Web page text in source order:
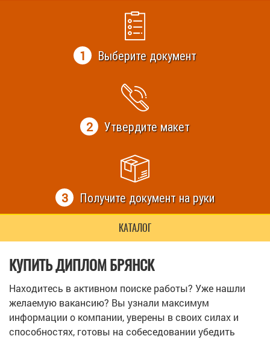
1 Выберите документ
2 Утвердите макет
3 Получите документ на руки
КАТАЛОГ
КУПИТЬ ДИПЛОМ БРЯНСК
Находитесь в активном поиске работы? Уже нашли
желаемую вакансию? Вы узнали максимум
информации о компании, уверены в своих силах и
способностях, готовы на собеседовании убедить